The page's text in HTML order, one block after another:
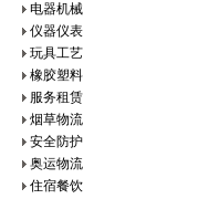
电器机械
仪器仪表
玩具工艺
橡胶塑料
服务租赁
烟草物流
安全防护
奥运物流
住宿餐饮